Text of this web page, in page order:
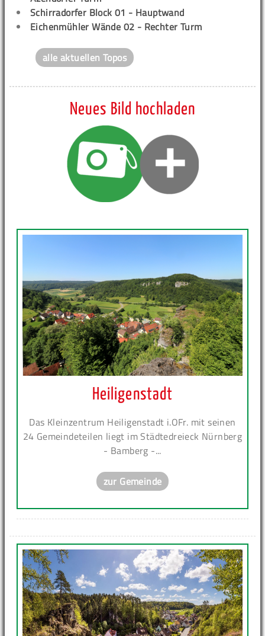
Schirradorfer Block 01 - Hauptwand
Eichenmühler Wände 02 - Rechter Turm
alle aktuellen Topos
Neues Bild hochladen
Heiligenstadt
Das Kleinzentrum Heiligenstadt i.OFr. mit seinen
24 Gemeindeteilen liegt im Städtedreieck Nürnberg
- Bamberg -...
zur Gemeinde